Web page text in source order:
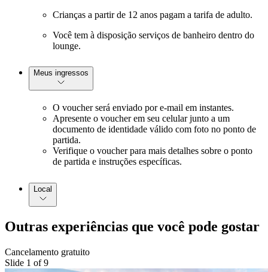
Crianças a partir de 12 anos pagam a tarifa de adulto.
Você tem à disposição serviços de banheiro dentro do
lounge.
Meus ingressos
O voucher será enviado por e-mail em instantes.
Apresente o voucher em seu celular junto a um
documento de identidade válido com foto no ponto de
partida.
Verifique o voucher para mais detalhes sobre o ponto
de partida e instruções específicas.
Local
Outras experiências que você pode gostar
Cancelamento gratuito
Slide 1 of 9